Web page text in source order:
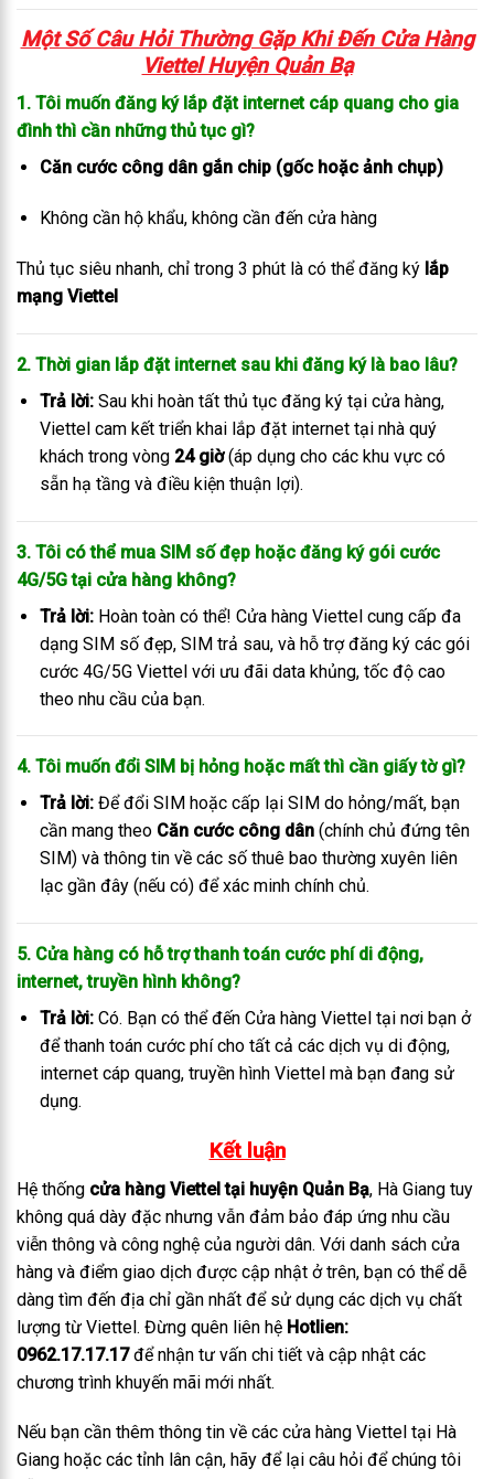
Một Số Câu Hỏi Thường Gặp Khi Đến Cửa Hàng
Viettel Huyện Quản Bạ
1. Tôi muốn đăng ký lắp đặt internet cáp quang cho gia
đình thì cần những thủ tục gì?
Căn cước công dân gắn chip (gốc hoặc ảnh chụp)
Không cần hộ khẩu, không cần đến cửa hàng
Thủ tục siêu nhanh, chỉ trong 3 phút là có thể đăng ký lắp
mạng Viettel
2. Thời gian lắp đặt internet sau khi đăng ký là bao lâu?
Trả lời:Sau khi hoàn tất thủ tục đăng ký tại cửa hàng,
Viettel cam kết triển khai lắp đặt internet tại nhà quý
khách trong vòng 24 giờ(áp dụng cho các khu vực có
sẵn hạ tầng và điều kiện thuận lợi).
3. Tôi có thể mua SIM số đẹp hoặc đăng ký gói cước
4G/5G tại cửa hàng không?
Trả lời:Hoàn toàn có thể! Cửa hàng Viettel cung cấp đa
dạng SIM số đẹp, SIM trả sau, và hỗ trợ đăng ký các gói
cước 4G/5G Viettel với ưu đãi data khủng, tốc độ cao
theo nhu cầu của bạn.
4. Tôi muốn đổi SIM bị hỏng hoặc mất thì cần giấy tờ gì?
Trả lời:Để đổi SIM hoặc cấp lại SIM do hỏng/mất, bạn
cần mang theo Căn cước công dân(chính chủ đứng tên
SIM) và thông tin về các số thuê bao thường xuyên liên
lạc gần đây (nếu có) để xác minh chính chủ.
5. Cửa hàng có hỗ trợ thanh toán cước phí di động,
internet, truyền hình không?
Trả lời:Có. Bạn có thể đến Cửa hàng Viettel tại nơi bạn ở
để thanh toán cước phí cho tất cả các dịch vụ di động,
internet cáp quang, truyền hình Viettel mà bạn đang sử
dụng.
Kết luận
Hệ thống cửa hàng Viettel tại huyện Quản Bạ, Hà Giang tuy
không quá dày đặc nhưng vẫn đảm bảo đáp ứng nhu cầu
viễn thông và công nghệ của người dân. Với danh sách cửa
hàng và điểm giao dịch được cập nhật ở trên, bạn có thể dễ
dàng tìm đến địa chỉ gần nhất để sử dụng các dịch vụ chất
lượng từ Viettel. Đừng quên liên hệ Hotlien:
0962.17.17.17để nhận tư vấn chi tiết và cập nhật các
chương trình khuyến mãi mới nhất.
Nếu bạn cần thêm thông tin về các cửa hàng Viettel tại Hà
Giang hoặc các tỉnh lân cận, hãy để lại câu hỏi để chúng tôi